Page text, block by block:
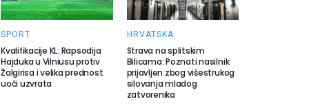
SPORT
Kvalifikacije KL: Rapsodija
Hajduka u Vilniusu protiv
Žalgirisa i velika prednost
uoči uzvrata
HRVATSKA
Strava na splitskim
Bilicama: Poznati nasilnik
prijavljen zbog višestrukog
silovanja mladog
zatvorenika